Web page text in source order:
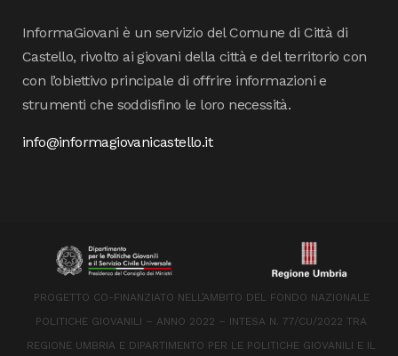
InformaGiovani è un servizio del Comune di Città di
Castello, rivolto ai giovani della città e del territorio con
con l’obiettivo principale di offrire informazioni e
strumenti che soddisfino le loro necessità.
info@informagiovanicastello.it
PROGETTO CO-FINANZIATO NELL’AMBITO DEL FONDO NAZIONALE
POLITICHE GIOVANILI – ANNO 2022 – INTESA N. 77/CU/2022 TRA
REGIONE UMBRIA E DIPARTIMENTO PER LE POLITICHE GIOVANILI E IL